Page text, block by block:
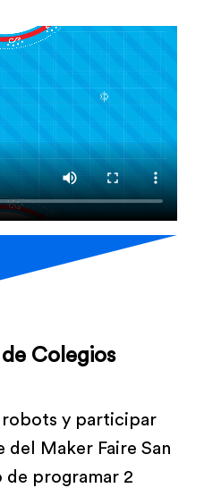
Colegios
y participar
Maker Faire San
de programar 2